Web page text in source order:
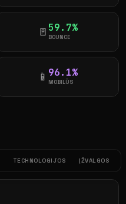
🚪 59.7%
BOUNCE
📱 96.1%
MOBILŪS
TECHNOLOGIJOS ĮŽVALGOS